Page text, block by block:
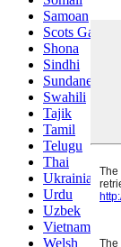
Samoan
Scots Gaelic
Shona
Sindhi
Sundanese
Swahili
Tajik
Tamil
Telugu
Thai
Ukrainian
Urdu
Uzbek
Vietnamese
Welsh